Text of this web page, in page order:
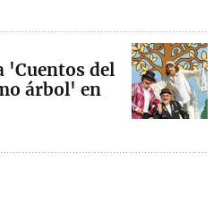
'Cuentos del
árbol' en